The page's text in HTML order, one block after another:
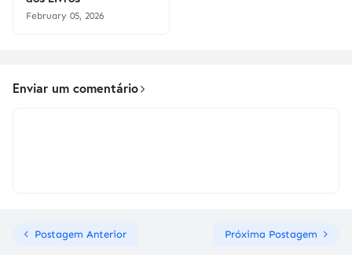
February 05, 2026
Enviar um comentário
Postagem Anterior Próxima Postagem